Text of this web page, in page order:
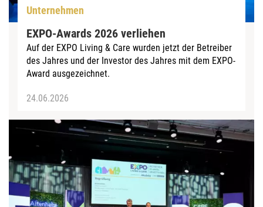
Unternehmen
EXPO-Awards 2026 verliehen
Auf der EXPO Living & Care wurden jetzt der Betreiber
des Jahres und der Investor des Jahres mit dem EXPO-
Award ausgezeichnet.
24.06.2026